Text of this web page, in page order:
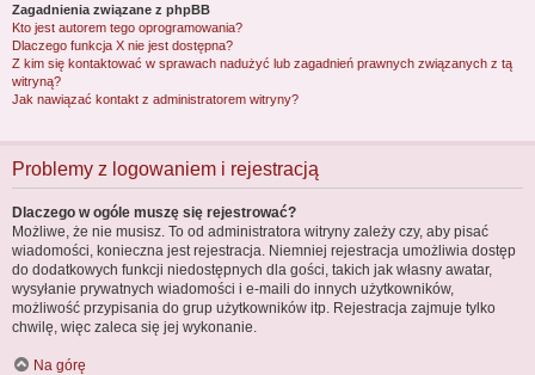
Zagadnienia związane z phpBB
Kto jest autorem tego oprogramowania?
Dlaczego funkcja X nie jest dostępna?
Z kim się kontaktować w sprawach nadużyć lub zagadnień prawnych związanych z tą
witryną?
Jak nawiązać kontakt z administratorem witryny?
Problemy z logowaniem i rejestracją
Dlaczego w ogóle muszę się rejestrować?
Możliwe, że nie musisz. To od administratora witryny zależy czy, aby pisać
wiadomości, konieczna jest rejestracja. Niemniej rejestracja umożliwia dostęp
do dodatkowych funkcji niedostępnych dla gości, takich jak własny awatar,
wysyłanie prywatnych wiadomości i e-maili do innych użytkowników,
możliwość przypisania do grup użytkowników itp. Rejestracja zajmuje tylko
chwilę, więc zaleca się jej wykonanie.
Na górę